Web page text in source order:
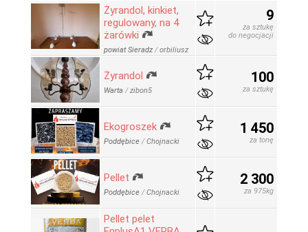
Żyrandol, kinkiet,
regulowany, na 4
żarówki
powiat Sieradz /orbiliusz
9
za sztukę
do negocjacji
Żyrandol
Warta /zibon5
100
za sztukę
Ekogroszek
Poddębice /Chojnacki
1 450
za tonę
Pellet
Poddębice /Chojnacki
2 300
za 975kg
Pellet pelet